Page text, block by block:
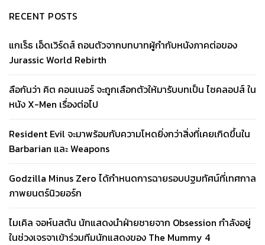
RECENT POSTS
แกเร็ธ เอ็ดเวิร์ดส์ ถอนตัวจากบทบาทผู้กำกับหนังภาคต่อของ
Jurassic World Rebirth
ลือกันว่า คิต คอนเนอร์ จะถูกเลือกตัวให้มารับบทเป็น ไซคลอปส์ ใน
หนัง X-Men เรื่องต่อไป
Resident Evil จะมาพร้อมกับความโหดยิ่งกว่าสิ่งที่เคยเกิดขึ้นใน
Barbarian และ Weapons
Godzilla Minus Zero ได้กำหนดการฉายรอบปฐมทัศน์ที่เทศกาล
ภาพยนตร์นิวยอร์ก
ไมเคิล จอห์นสตัน นักแสดงนำฝ่ายชายจาก Obsession กำลังอยู่
ในช่วงเจรจาเข้าร่วมทีมนักแสดงของ The Mummy 4